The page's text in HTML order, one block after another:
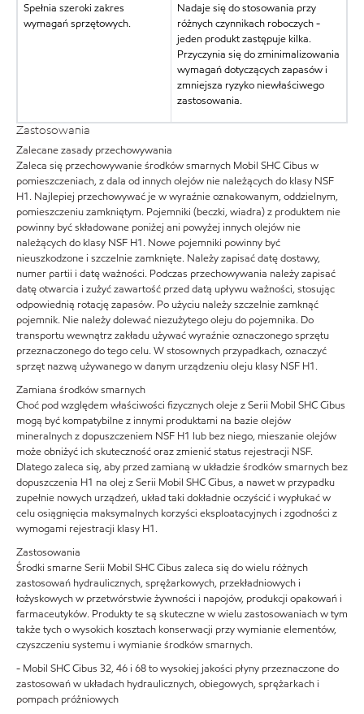
Spełnia szeroki zakres
wymagań sprzętowych.
Nadaje się do stosowania przy
różnych czynnikach roboczych -
jeden produkt zastępuje kilka.
Przyczynia się do zminimalizowania
wymagań dotyczących zapasów i
zmniejsza ryzyko niewłaściwego
zastosowania.
Zastosowania
Zalecane zasady przechowywania
Zaleca się przechowywanie środków smarnych Mobil SHC Cibus w
pomieszczeniach, z dala od innych olejów nie należących do klasy NSF
H1. Najlepiej przechowywać je w wyraźnie oznakowanym, oddzielnym,
pomieszczeniu zamkniętym. Pojemniki (beczki, wiadra) z produktem nie
powinny być składowane poniżej ani powyżej innych olejów nie
należących do klasy NSF H1. Nowe pojemniki powinny być
nieuszkodzone i szczelnie zamknięte. Należy zapisać datę dostawy,
numer partii i datę ważności. Podczas przechowywania należy zapisać
datę otwarcia i zużyć zawartość przed datą upływu ważności, stosując
odpowiednią rotację zapasów. Po użyciu należy szczelnie zamknąć
pojemnik. Nie należy dolewać niezużytego oleju do pojemnika. Do
transportu wewnątrz zakładu używać wyraźnie oznaczonego sprzętu
przeznaczonego do tego celu. W stosownych przypadkach, oznaczyć
sprzęt nazwą używanego w danym urządzeniu oleju klasy NSF H1.
Zamiana środków smarnych
Choć pod względem właściwości fizycznych oleje z Serii Mobil SHC Cibus
mogą być kompatybilne z innymi produktami na bazie olejów
mineralnych z dopuszczeniem NSF H1 lub bez niego, mieszanie olejów
może obniżyć ich skuteczność oraz zmienić status rejestracji NSF.
Dlatego zaleca się, aby przed zamianą w układzie środków smarnych bez
dopuszczenia H1 na olej z Serii Mobil SHC Cibus, a nawet w przypadku
zupełnie nowych urządzeń, układ taki dokładnie oczyścić i wypłukać w
celu osiągnięcia maksymalnych korzyści eksploatacyjnych i zgodności z
wymogami rejestracji klasy H1.
Zastosowania
Środki smarne Serii Mobil SHC Cibus zaleca się do wielu różnych
zastosowań hydraulicznych, sprężarkowych, przekładniowych i
łożyskowych w przetwórstwie żywności i napojów, produkcji opakowań i
farmaceutyków. Produkty te są skuteczne w wielu zastosowaniach w tym
także tych o wysokich kosztach konserwacji przy wymianie elementów,
czyszczeniu systemu i wymianie środków smarnych.
- Mobil SHC Cibus 32, 46 i 68 to wysokiej jakości płyny przeznaczone do
zastosowań w układach hydraulicznych, obiegowych, sprężarkach i
pompach próżniowych